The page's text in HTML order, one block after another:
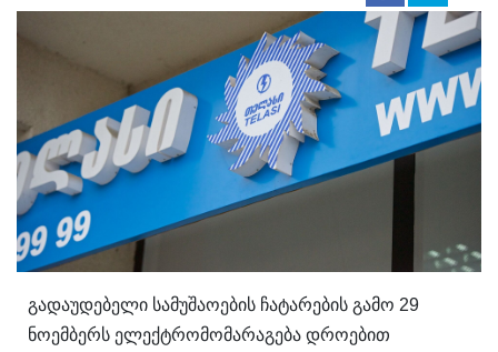
გადაუდებელი სამუშაოების ჩატარების გამო 29
ნოემბერს ელექტრომომარაგება დროებით